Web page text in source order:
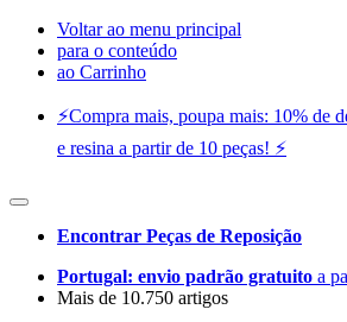
Voltar ao menu principal
para o conteúdo
ao Carrinho
⚡️Compra mais, poupa mais: 10% de
e resina a partir de 10 peças! ⚡️
Encontrar Peças de Reposição
Portugal: envio padrão gratuito a
Mais de 10.750 artigos